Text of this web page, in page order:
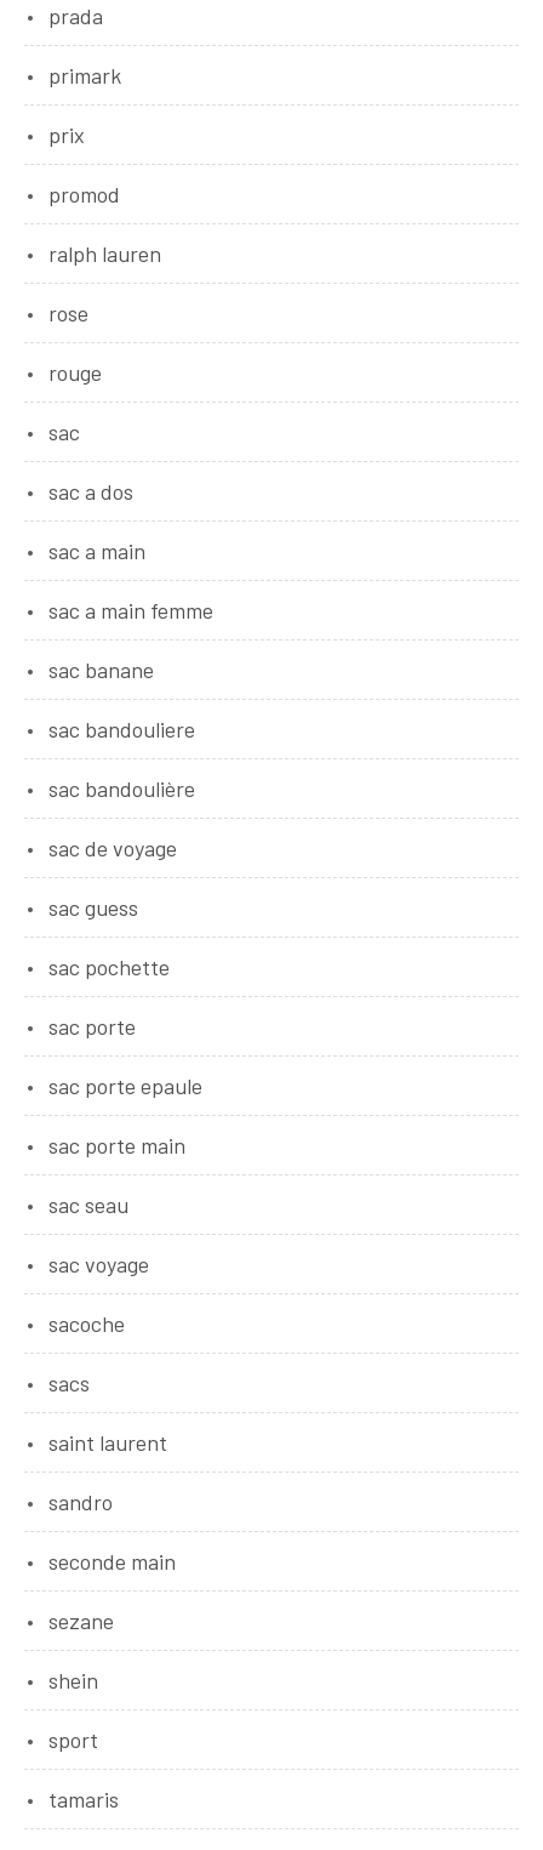
prada
primark
prix
promod
ralph lauren
rose
rouge
sac
sac a dos
sac a main
sac a main femme
sac banane
sac bandouliere
sac bandoulière
sac de voyage
sac guess
sac pochette
sac porte
sac porte epaule
sac porte main
sac seau
sac voyage
sacoche
sacs
saint laurent
sandro
seconde main
sezane
shein
sport
tamaris